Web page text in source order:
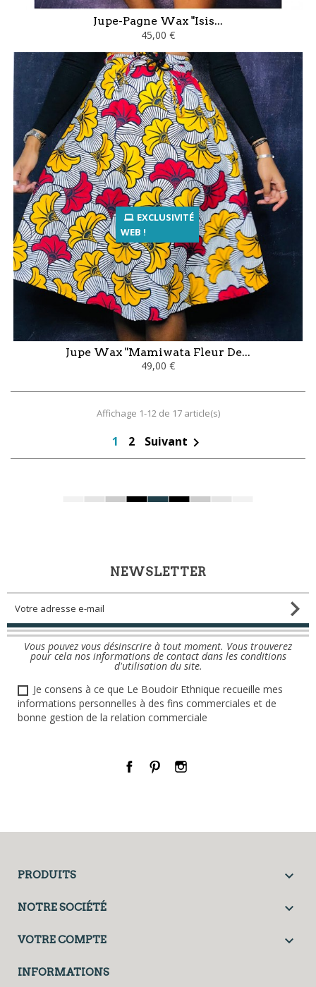
Jupe-Pagne Wax "Isis...
45,00 €
Jupe Wax "Mamiwata Fleur De...
49,00 €
EXCLUSIVITÉ
WEB !
Affichage 1-12 de 17 article(s)
1 2 Suivant 
NEWSLETTER
Vous pouvez vous désinscrire à tout moment. Vous trouverez
pour cela nos informations de contact dans les conditions
d'utilisation du site.
Je consens à ce que Le Boudoir Ethnique recueille mes
informations personnelles à des fins commerciales et de
bonne gestion de la relation commerciale
Facebook
PinterestInstagram
PRODUITS 
NOTRE SOCIÉTÉ 
VOTRE COMPTE 
INFORMATIONS